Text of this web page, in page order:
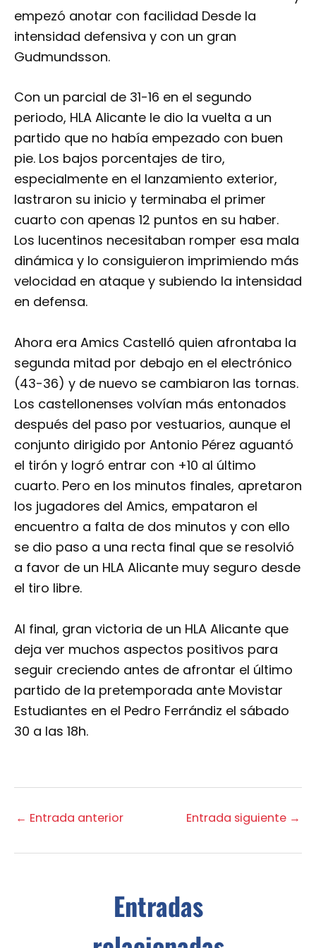
empezó anotar con facilidad Desde la
intensidad defensiva y con un gran
Gudmundsson.
Con un parcial de 31-16 en el segundo
periodo, HLA Alicante le dio la vuelta a un
partido que no había empezado con buen
pie. Los bajos porcentajes de tiro,
especialmente en el lanzamiento exterior,
lastraron su inicio y terminaba el primer
cuarto con apenas 12 puntos en su haber.
Los lucentinos necesitaban romper esa mala
dinámica y lo consiguieron imprimiendo más
velocidad en ataque y subiendo la intensidad
en defensa.
Ahora era Amics Castelló quien afrontaba la
segunda mitad por debajo en el electrónico
(43-36) y de nuevo se cambiaron las tornas.
Los castellonenses volvían más entonados
después del paso por vestuarios, aunque el
conjunto dirigido por Antonio Pérez aguantó
el tirón y logró entrar con +10 al último
cuarto. Pero en los minutos finales, apretaron
los jugadores del Amics, empataron el
encuentro a falta de dos minutos y con ello
se dio paso a una recta final que se resolvió
a favor de un HLA Alicante muy seguro desde
el tiro libre.
Al final, gran victoria de un HLA Alicante que
deja ver muchos aspectos positivos para
seguir creciendo antes de afrontar el último
partido de la pretemporada ante Movistar
Estudiantes en el Pedro Ferrándiz el sábado
30 a las 18h.
← Entrada anterior Entrada siguiente →
Entradas